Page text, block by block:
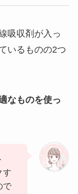
吸収剤が入っ
いるものの2つ
なものを使っ
す
で